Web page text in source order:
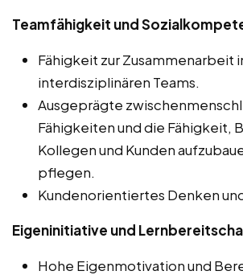
Teamfähigkeit und
Fähigkeit zur Zusammenarbeit
interdisziplinären Teams.
Ausgeprägte
Fähigkeiten und die Fähigkeit,
Kollegen und Kunden
pflegen.
Kundenorientiertes Denken
Eigeninitiative und
Hohe Eigenmotivation und